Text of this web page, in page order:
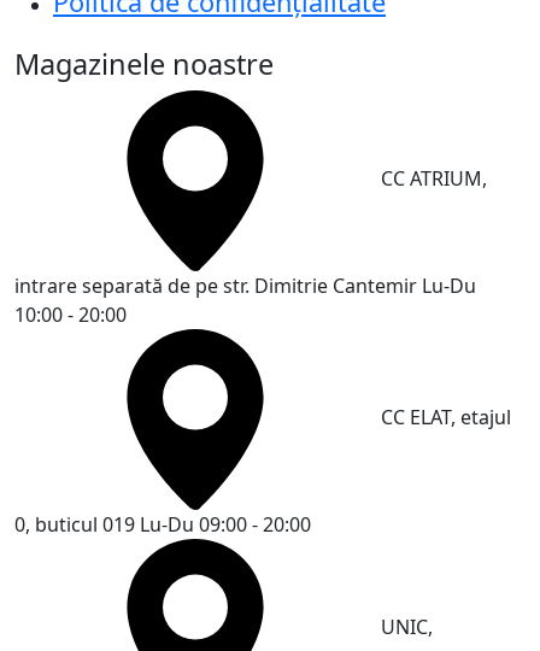
Magazinele noastre
CC ATRIUM,
intrare separată de pe str. Dimitrie Cantemir Lu-Du
10:00 - 20:00
CC ELAT, etajul
0, buticul 019 Lu-Du 09:00 - 20:00
UNIC,